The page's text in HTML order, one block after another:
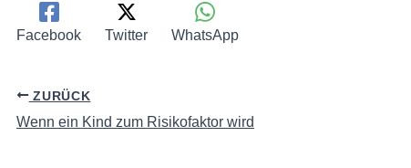
Facebook Twitter WhatsApp
ZURÜCK
Wenn ein Kind zum Risikofaktor wird